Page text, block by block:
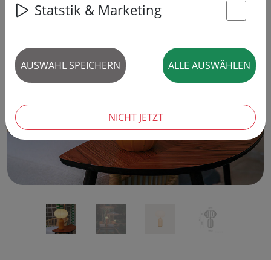
‹ ›
Statstik & Marketing
AUSWAHL SPEICHERN ALLE AUSWÄHLEN
NICHT JETZT